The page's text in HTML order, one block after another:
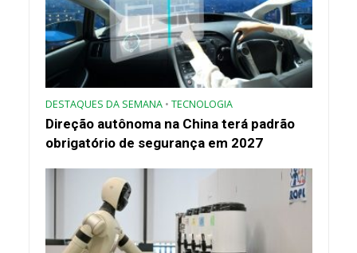
DESTAQUES DA SEMANA • TECNOLOGIA
Direção autônoma na China terá padrão
obrigatório de segurança em 2027